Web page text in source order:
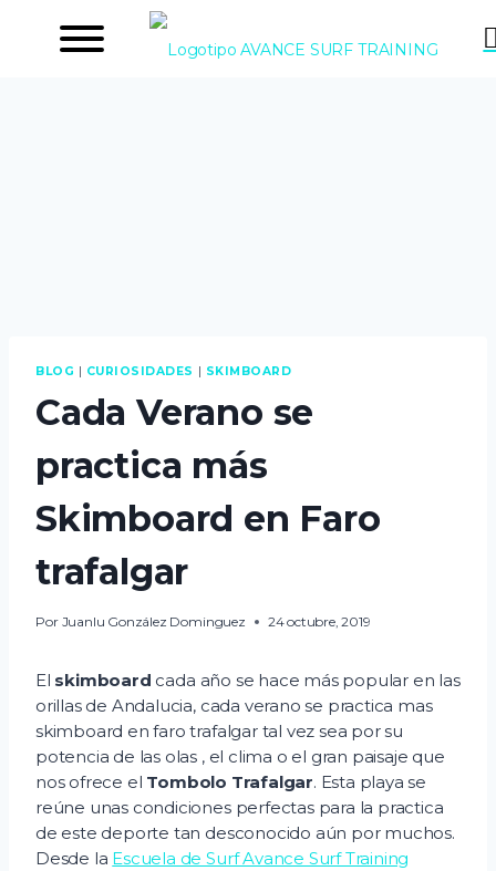
BLOG CURIOSIDADES SKIMBOARD
Cada Verano se
practica más
Skimboard en Faro
trafalgar
Por Juanlu González Dominguez 24 octubre, 2019
El skimboard cada año se hace más popular en las
orillas de Andalucia, cada verano se practica mas
skimboard en faro trafalgar tal vez sea por su
potencia de las olas , el clima o el gran paisaje que
nos ofrece el Tombolo Trafalgar. Esta playa se
reúne unas condiciones perfectas para la practica
de este deporte tan desconocido aún por muchos.
Desde la Escuela de Surf Avance Surf Training